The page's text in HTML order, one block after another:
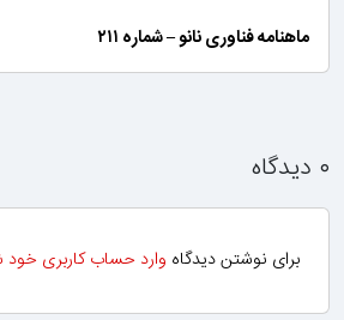
ماهنامه فناوری نانو – شماره ۲۱۱
۰ دیدگاه
برای نوشتن دیدگاه وارد حساب کاربری